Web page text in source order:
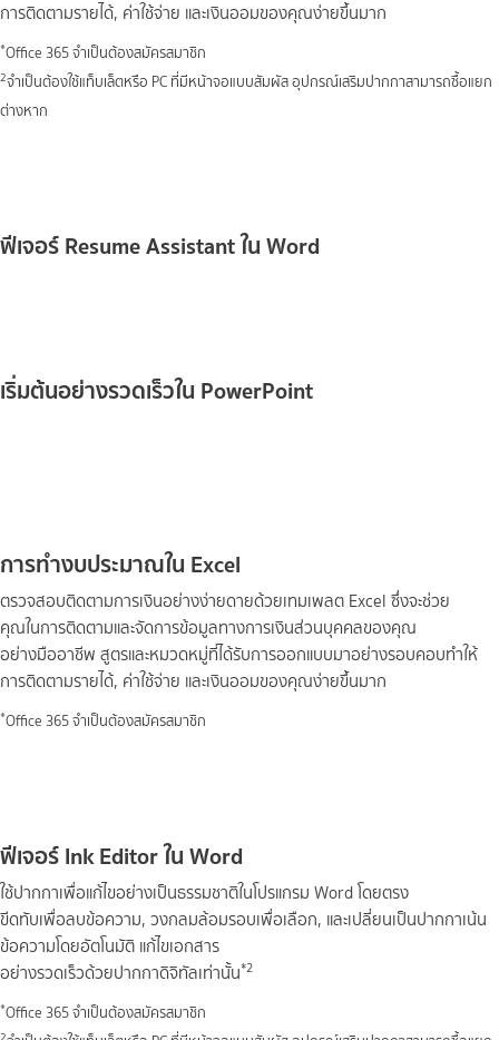
การติดตามรายได้, ค่าใช้จ่าย และเงินออมของคุณง่ายขึ้นมาก
*Office 365 จำเป็นต้องสมัครสมาชิก
2จำเป็นต้องใช้แท็บเล็ตหรือ PC ที่มีหน้าจอแบบสัมผัส อุปกรณ์เสริมปากกาสามารถซื้อแยก
ต่างหาก
ฟีเจอร์ Resume Assistant ใน Word
เริ่มต้นอย่างรวดเร็วใน PowerPoint
การทำงบประมาณใน Excel
ตรวจสอบติดตามการเงินอย่างง่ายดายด้วยเทมเพลต Excel ซึ่งจะช่วย
คุณในการติดตามและจัดการข้อมูลทางการเงินส่วนบุคคลของคุณ
อย่างมืออาชีพ สูตรและหมวดหมู่ที่ได้รับการออกแบบมาอย่างรอบคอบทำให้
การติดตามรายได้, ค่าใช้จ่าย และเงินออมของคุณง่ายขึ้นมาก
*Office 365 จำเป็นต้องสมัครสมาชิก
ฟีเจอร์ Ink Editor ใน Word
ใช้ปากกาเพื่อแก้ไขอย่างเป็นธรรมชาติในโปรแกรม Word โดยตรง
ขีดทับเพื่อลบข้อความ, วงกลมล้อมรอบเพื่อเลือก, และเปลี่ยนเป็นปากกาเน้น
ข้อความโดยอัตโนมัติ แก้ไขเอกสาร
อย่างรวดเร็วด้วยปากกาดิจิทัลเท่านั้น*2​
*Office 365 จำเป็นต้องสมัครสมาชิก